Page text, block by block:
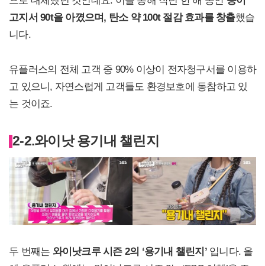
고지서 90t을 아꼈으며, 탄소 약 100t 절감 효과를 창출했습
니다.
유플러스의 전체 고객 중 90% 이상이 전자청구서를 이용하
고 있으니, 자연스럽게 고객들도 환경보호에 동참하고 있
는 것이죠.
2-2.와이낫 용기내 챌린지
두 번째는 와이낫크루 시즌 2의 ‘용기내 챌린지’ 입니다. 올